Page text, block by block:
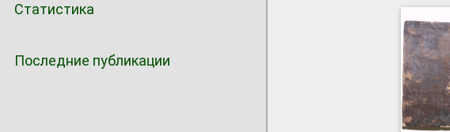
Статистика
Последние публикации